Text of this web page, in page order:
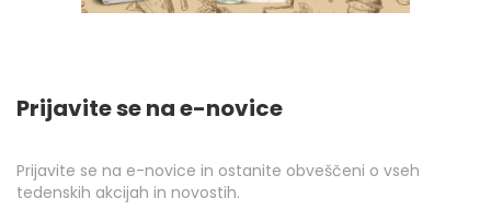
Prijavite se na e-novice
Prijavite se na e-novice in ostanite obveščeni o vseh
tedenskih akcijah in novostih.